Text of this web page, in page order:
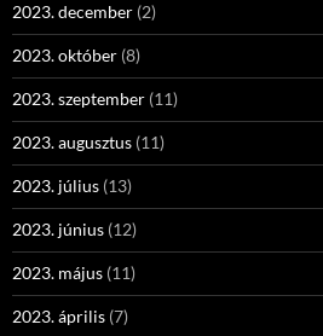
2023. december (2)
2023. október (8)
2023. szeptember (11)
2023. augusztus (11)
2023. július (13)
2023. június (12)
2023. május (11)
2023. április (7)